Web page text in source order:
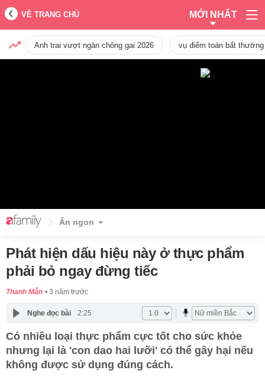
VỀ TRANG CHỦ MỚI NHẤT
Anh trai vượt ngàn chông gai 2026 vụ điểm toán bất
Ăn ngon
Phát hiện dấu hiệu này ở thực phẩm
phải bỏ ngay đừng tiếc
Thanh Mẫn 3 năm trước
Nghe đọc bài 2:25
Có nhiều loại thực phẩm cực tốt cho sức khỏe
nhưng lại là 'con dao hai lưỡi' có thể gây hại nếu
không được sử dụng đúng cách.